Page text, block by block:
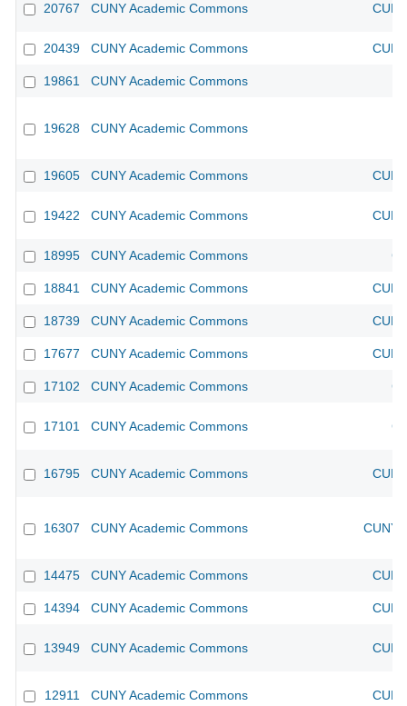
20767 CUNY Academic Commons
20439 CUNY Academic Commons
19861 CUNY Academic Commons
19628 CUNY Academic Commons
19605 CUNY Academic Commons
19422 CUNY Academic Commons
18995 CUNY Academic Commons
18841 CUNY Academic Commons
18739 CUNY Academic Commons
17677 CUNY Academic Commons
17102 CUNY Academic Commons
17101 CUNY Academic Commons
16795 CUNY Academic Commons
16307 CUNY Academic Commons CUNY
14475 CUNY Academic Commons
14394 CUNY Academic Commons
13949 CUNY Academic Commons
12911 CUNY Academic Commons